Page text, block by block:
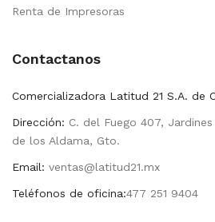
Renta de Impresoras
Contactanos
Comercializadora Latitud 21 S.A. de
Dirección: C. del Fuego 407,
de los Aldama, Gto.
Email: ventas@latitud21.mx
Teléfonos de oficina:477 251 9404